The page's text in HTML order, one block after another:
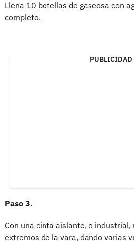
Llena 10 botellas de gaseosa con
completo.
PUBLICIDAD
Paso 3.
Con una cinta aislante, o industrial,
extremos de la vara, dando varias